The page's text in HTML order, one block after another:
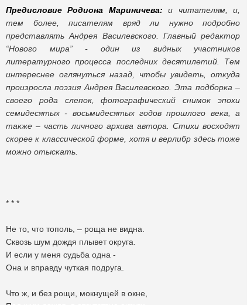
Предисловие Родиона Мариничева:и читателям, и,
тем более, писателям вряд ли нужно подробно
представлять Андрея Василевского. Главный редактор
“Нового мира” - один из видных участников
литературного процесса последних десятилетий. Тем
интереснее оглянуться назад, чтобы увидеть, откуда
произросла поэзия АндреяВасилевского. Эта подборка –
своего рода слепок, фотографический снимок эпохи
семидесятых - восьмидесятых годов прошлого века, а
также – часть личного архива автора. Стихи восходят
скорее к классической форме, хотя и верлибр здесь тоже
можно отыскать.
* * *
Не то, что тополь, – роща не видна.
Сквозь шум дождя плывет округа.
И если у меня судьба одна -
Она и вправду чуткая подруга.
Что ж, и без рощи, мокнущей в окне,